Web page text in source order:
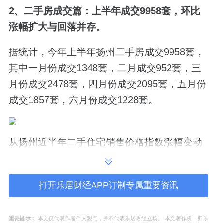
2、二手房成交篇：上半年成交9958套，环比
涨幅扩大与回落并存。
据统计，今年上半年扬州二手房成交9958套，
其中一月份成交1348套，二月成交952套，三
月份成交2478套，四月份成交2095套，五月份
成交1857套，六月份成交1228套。
从扬州近半年二手住宅销售价格指数涨幅变动
情况来看，环比涨幅扩大与回落并存，总体保
持平稳，而同比涨幅则有所扩大，具体表现
打开乐居财经APP订制专属重要资讯
重要提示：
本文仅代表作者个人观点，并不代表乐居财经立场。 本文著作权，归乐